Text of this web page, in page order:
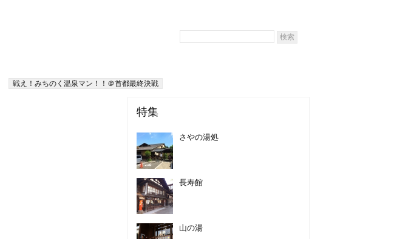
戦え！みちのく温泉マン！！＠首都最終決戦
特集
さやの湯処
長寿館
山の湯